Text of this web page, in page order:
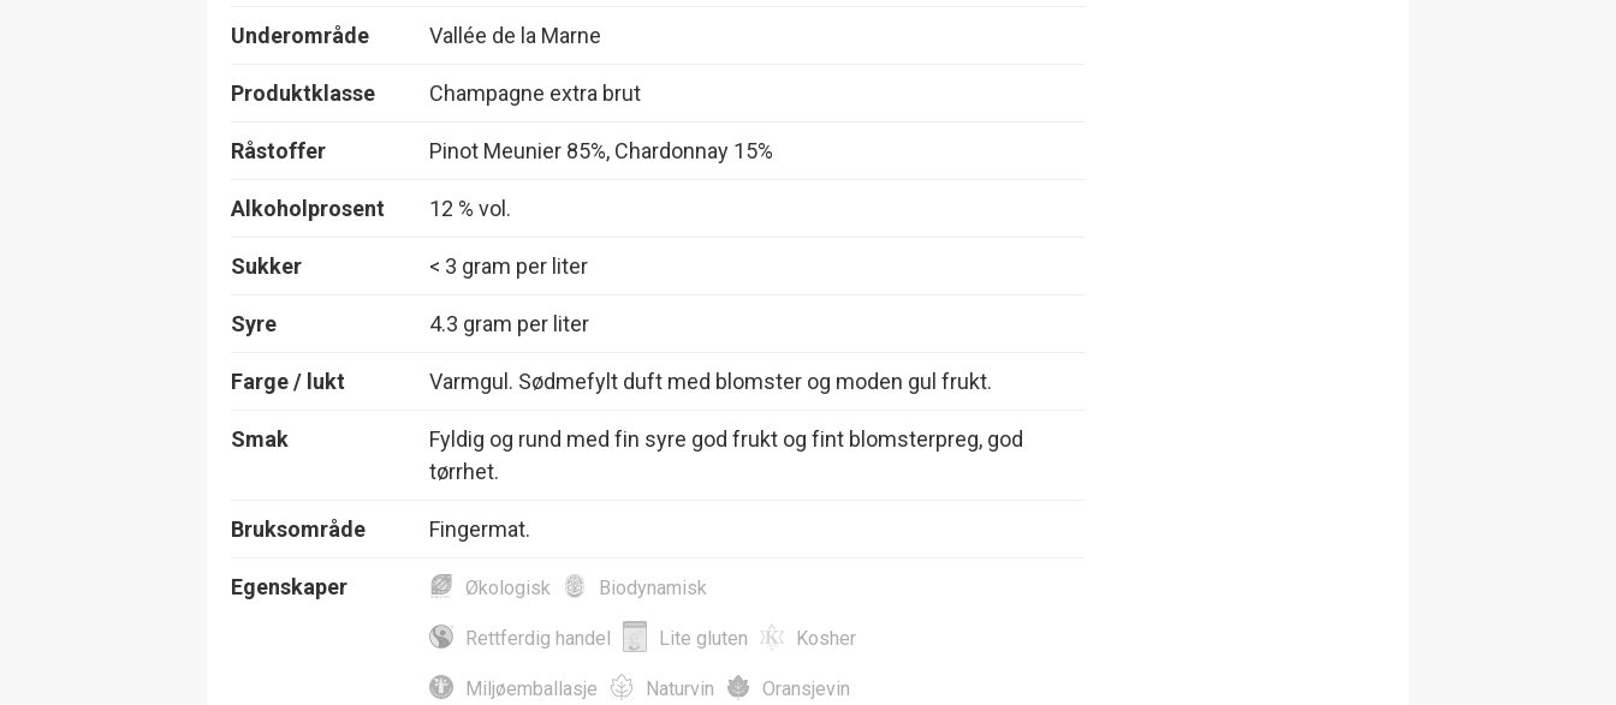
Underområde Vallée de la Marne
Produktklasse Champagne extra brut
Råstoffer Pinot Meunier 85%, Chardonnay 15%
Alkoholprosent 12 % vol.
Sukker < 3 gram per liter
Syre 4.3 gram per liter
Farge / lukt Varmgul. Sødmefylt duft med blomster og moden gul frukt.
Smak
Fyldig og rund med fin syre god frukt og fint blomsterpreg, god
tørrhet.
Bruksområde Fingermat.
Egenskaper Økologisk Biodynamisk
Rettferdig handel Lite gluten Kosher
Miljøemballasje Naturvin Oransjevin